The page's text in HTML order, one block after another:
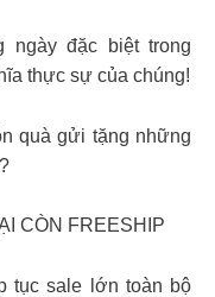
ngày đặc biệt trong
thực sự của chúng!
quà gửi tặng những
CÒN FREESHIP
tục sale lớn toàn bộ